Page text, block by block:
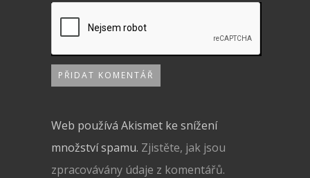
Web používá Akismet ke snížení
množství spamu. Zjistěte, jak jsou
zpracovávány údaje z komentářů.